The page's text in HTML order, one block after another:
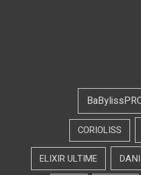
CORIOLISS
ELIXIR ULTIME